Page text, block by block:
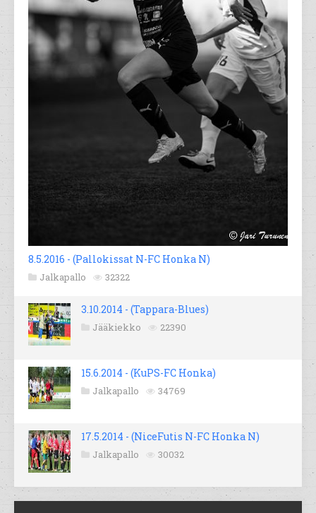
8.5.2016 - (Pallokissat N-FC Honka N)
Jalkapallo 32322
3.10.2014 - (Tappara-Blues)
Jääkiekko 22390
15.6.2014 - (KuPS-FC Honka)
Jalkapallo 34769
17.5.2014 - (NiceFutis N-FC Honka N)
Jalkapallo 30032